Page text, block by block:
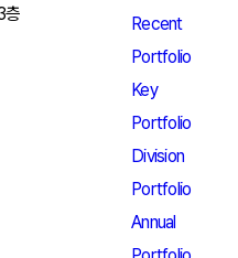
층
Recent
Portfolio
Key
Portfolio
Division
Portfolio
Annual